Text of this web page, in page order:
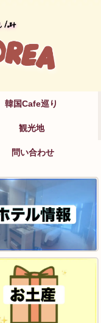
韓国Cafe巡り
観光地
問い合わせ